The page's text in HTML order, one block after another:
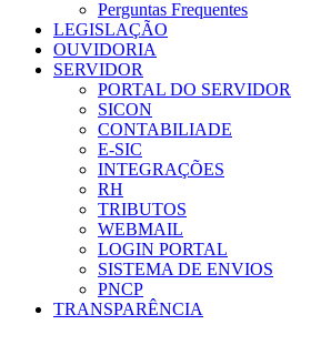
Perguntas Frequentes
LEGISLAÇÃO
OUVIDORIA
SERVIDOR
PORTAL DO SERVIDOR
SICON
CONTABILIADE
E-SIC
INTEGRAÇÕES
RH
TRIBUTOS
WEBMAIL
LOGIN PORTAL
SISTEMA DE ENVIOS
PNCP
TRANSPARÊNCIA